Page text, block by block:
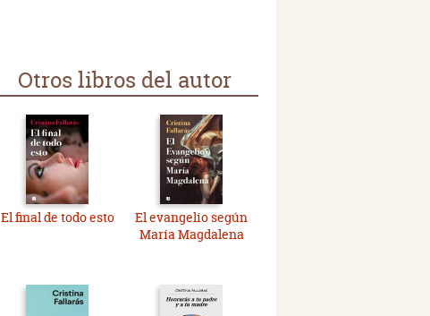
Otros libros del autor
El final de todo esto
El evangelio según
María Magdalena